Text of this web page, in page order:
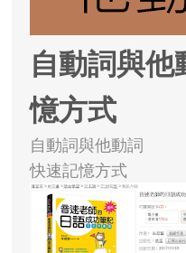
自動詞與
憶方式
自動詞與他動詞
快速記憶方式